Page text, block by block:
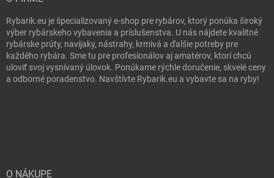
Rybarik.eu je špecializovaný e-shop pre rybárov, ktorý ponúka široký
výber rybárskeho vybavenia a príslušenstva. U nás nájdete kvalitné
rybárske prúty, navijaky, nástrahy, krmivá a ďalšie potreby pre
každého rybára. Sme tu pre profesionálov aj amatérov, ktorí chcú
uloviť svoj vysnívaný úlovok. Ponúkame rýchle doručenie, skvelé ceny
a odborné poradenstvo. Navštívte Rybarik.eu a vybavte sa na ryby!
O NÁKUPE